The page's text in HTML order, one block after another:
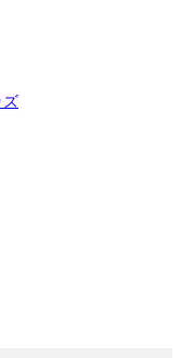
ズ